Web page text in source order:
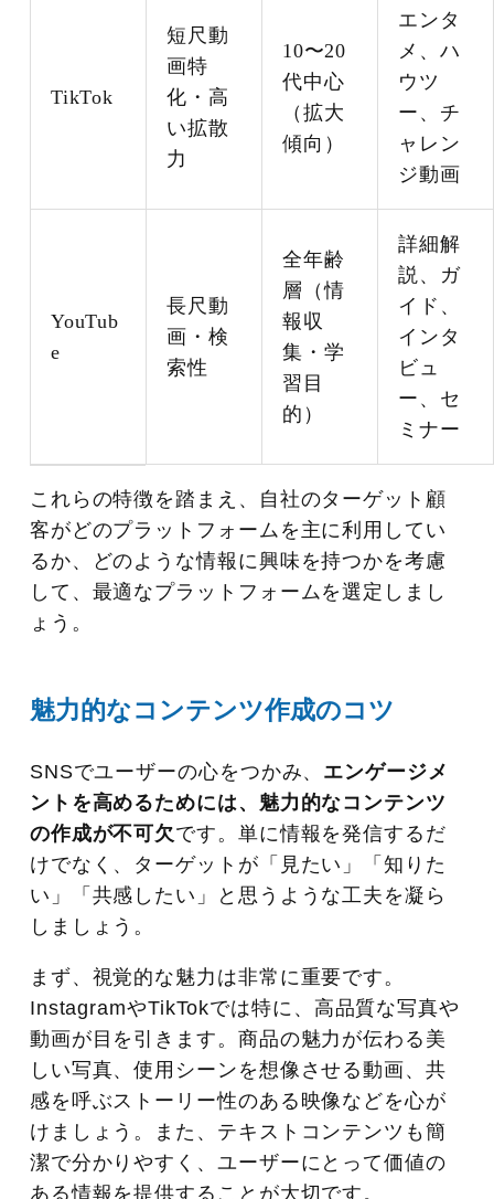
TikTok
短尺動
画特
化・高
い拡散
力
10〜20
代中心
（拡大
傾向）
エンタ
メ、ハ
ウツ
ー、チ
ャレン
ジ動画
YouTub
e
長尺動
画・検
索性
全年齢
層（情
報収
集・学
習目
的）
詳細解
説、ガ
イド、
インタ
ビュ
ー、セ
ミナー
これらの特徴を踏まえ、自社のターゲット顧
客がどのプラットフォームを主に利用してい
るか、どのような情報に興味を持つかを考慮
して、最適なプラットフォームを選定しまし
ょう。
魅力的なコンテンツ作成のコツ
SNSでユーザーの心をつかみ、 エンゲージメ
ントを高めるためには、魅力的なコンテンツ
の作成が不可欠です。単に情報を発信するだ
けでなく、ターゲットが「見たい」「知りた
い」「共感したい」と思うような工夫を凝ら
しましょう。
まず、視覚的な魅力は非常に重要です。
InstagramやTikTokでは特に、高品質な写真や
動画が目を引きます。商品の魅力が伝わる美
しい写真、使用シーンを想像させる動画、共
感を呼ぶストーリー性のある映像などを心が
けましょう。また、テキストコンテンツも簡
潔で分かりやすく、ユーザーにとって価値の
ある情報を提供することが大切です。